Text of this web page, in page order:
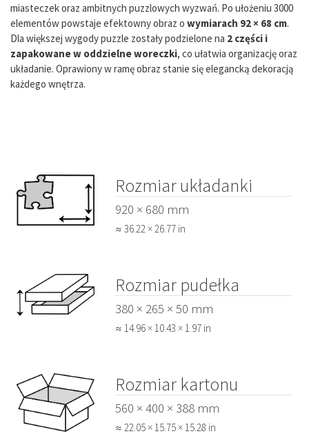
miasteczek oraz ambitnych puzzlowych wyzwań. Po ułożeniu 3000
elementów powstaje efektowny obraz o wymiarach 92 × 68 cm.
Dla większej wygody puzzle zostały podzielone na 2 części i
zapakowane w oddzielne woreczki, co ułatwia organizację oraz
układanie. Oprawiony w ramę obraz stanie się elegancką dekoracją
każdego wnętrza.
Rozmiar układanki
920 × 680 mm
≈ 36.22 × 26.77 in
Rozmiar pudełka
380 × 265 × 50 mm
≈ 14.96 × 10.43 × 1.97 in
Rozmiar kartonu
560 × 400 × 388 mm
≈ 22.05 × 15.75 × 15.28 in